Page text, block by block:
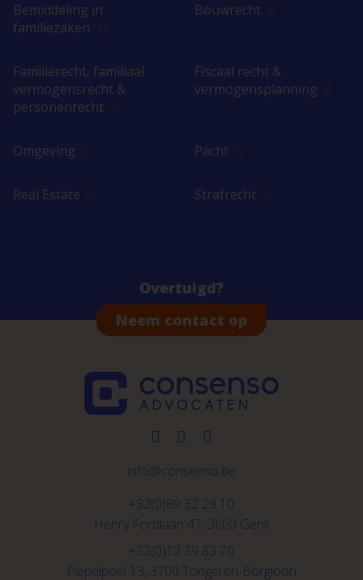
Bemiddeling in
familiezaken
Bouwrecht
Familierecht, familiaal
vermogensrecht &
personenrecht
Fiscaal recht &
vermogensplanning
Omgeving Pacht
Real Estate Strafrecht
Overtuigd?
Neem contact op
info@consenso.be
+32(0)89 32 29 10
Henry Fordlaan 47, 3600 Genk
+32(0)12 39 83 70
Piepelpoel 13, 3700 Tongeren-Borgloon